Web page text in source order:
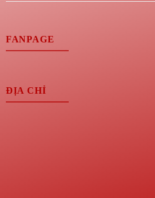
FANPAGE
ĐỊA CHỈ